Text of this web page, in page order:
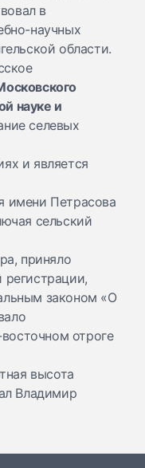
в
научных
области.
науке и
селевых
и является
имени Петрасова
сельский
приняло
законом «О
отроге
высота
Владимир